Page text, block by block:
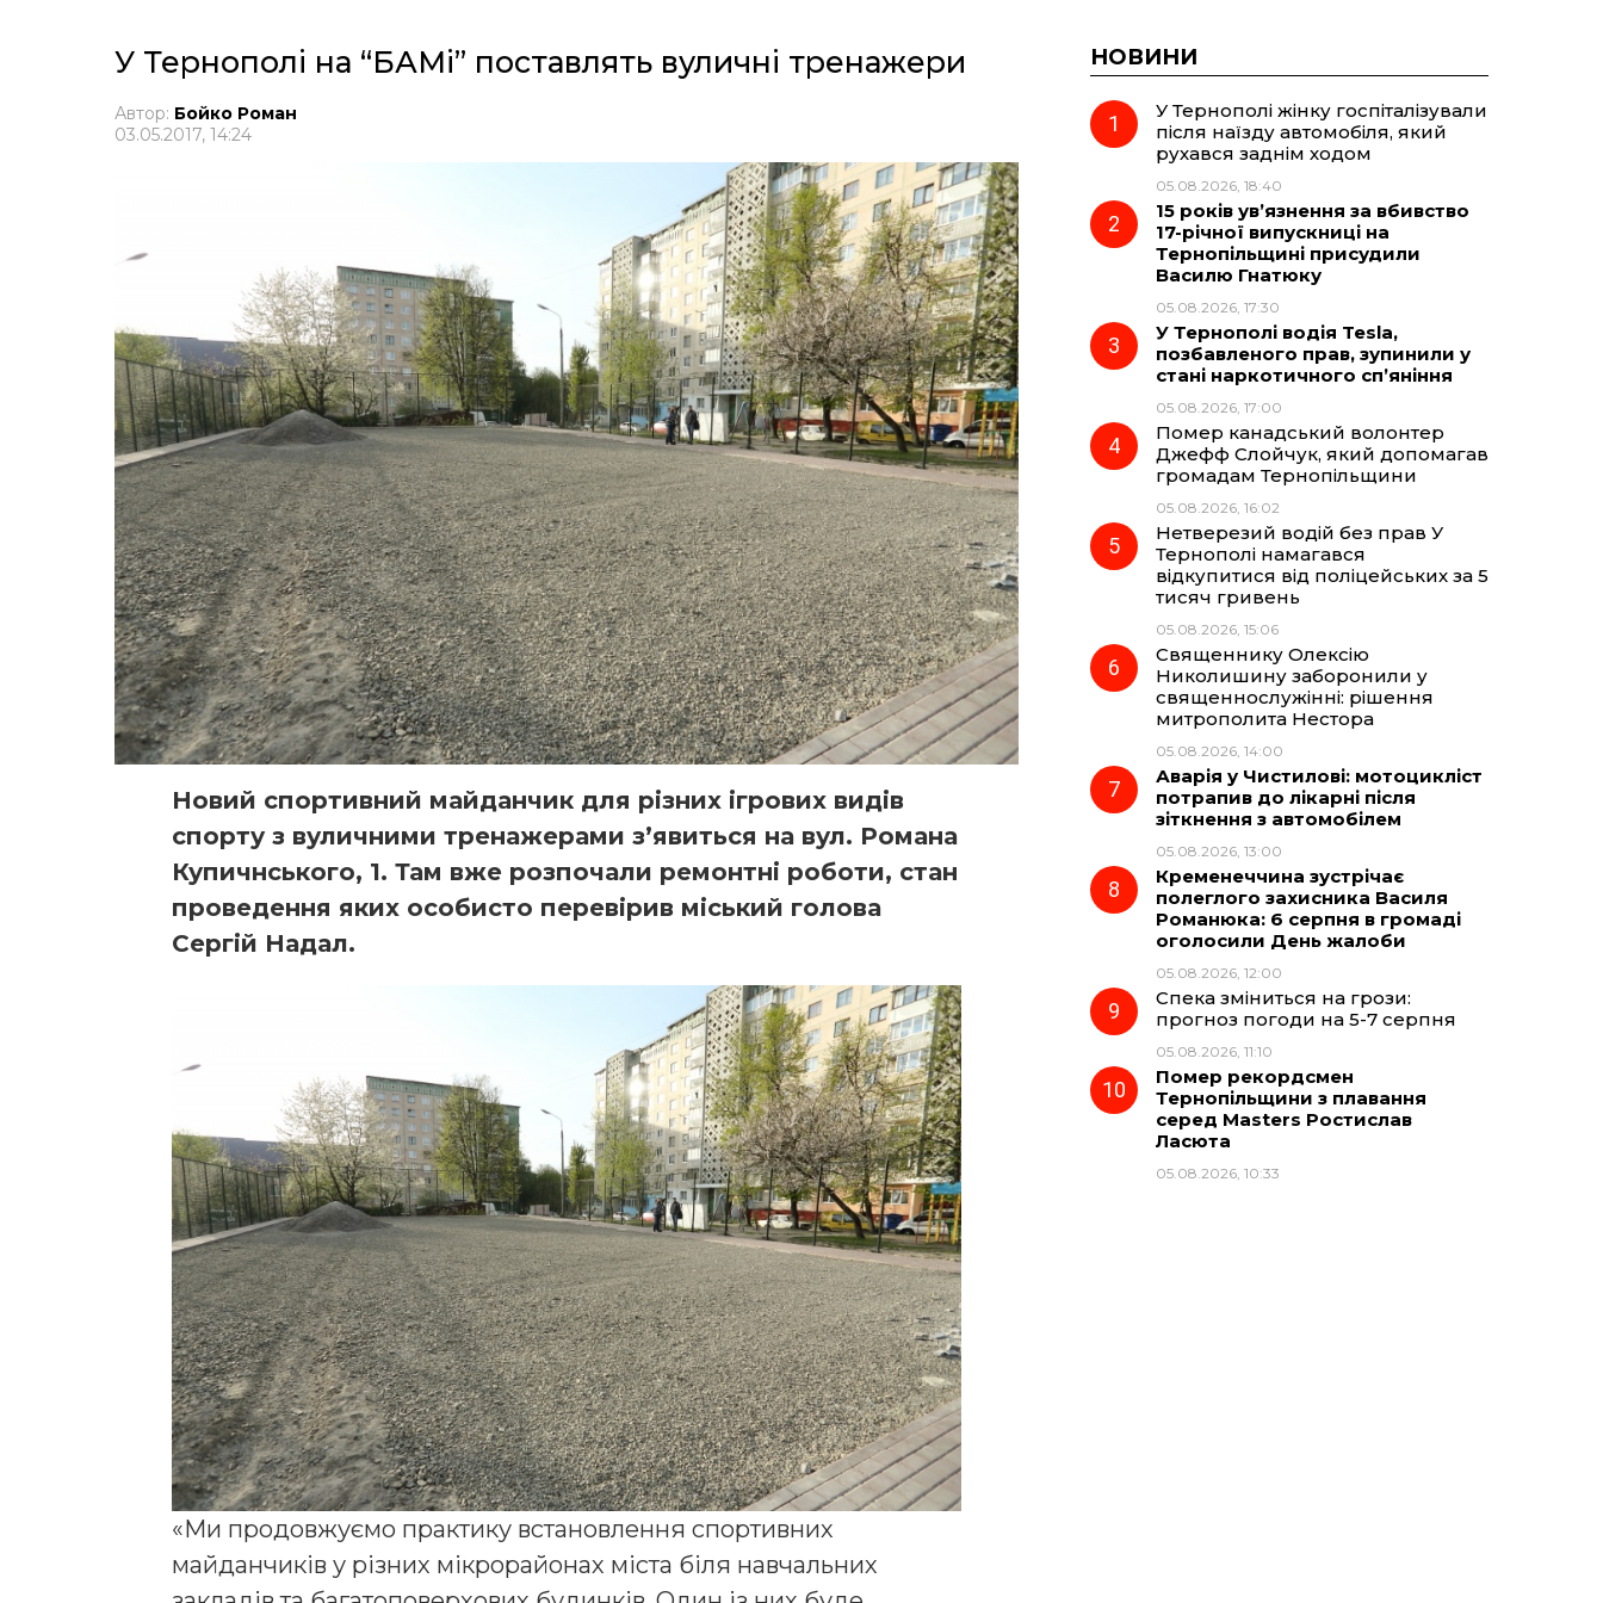
У Тернополі на “БАМі” поставлять вуличні тренажери
Автор: Бойко Роман
03.05.2017, 14:24
Новий спортивний майданчик для різних ігрових видів
спорту з вуличними тренажерами з’явиться на вул. Романа
Купичнського, 1. Там вже розпочали ремонтні роботи, стан
проведення яких особисто перевірив міський голова
Сергій Надал.
«Ми продовжуємо практику встановлення спортивних
майданчиків у різних мікрорайонах міста біля навчальних
НОВИНИ
У Тернополі жінку госпіталізували
після наїзду автомобіля, який
рухався заднім ходом
05.08.2026, 18:40
15 років ув’язнення за вбивство
17-річної випускниці на
Тернопільщині присудили
Василю Гнатюку
05.08.2026, 17:30
У Тернополі водія Tesla,
позбавленого прав, зупинили у
стані наркотичного сп’яніння
05.08.2026, 17:00
Помер канадський волонтер
Джефф Слойчук, який допомагав
громадам Тернопільщини
05.08.2026, 16:02
Нетверезий водій без прав У
Тернополі намагався
відкупитися від поліцейських за 5
тисяч гривень
05.08.2026, 15:06
Священнику Олексію
Николишину заборонили у
священнослужінні: рішення
митрополита Нестора
05.08.2026, 14:00
Аварія у Чистилові: мотоцикліст
потрапив до лікарні після
зіткнення з автомобілем
05.08.2026, 13:00
Кременеччина зустрічає
полеглого захисника Василя
Романюка: 6 серпня в громаді
оголосили День жалоби
05.08.2026, 12:00
Спека зміниться на грози:
прогноз погоди на 5-7 серпня
05.08.2026, 11:10
Помер рекордсмен
Тернопільщини з плавання
серед Masters Ростислав
Ласюта
05.08.2026, 10:33